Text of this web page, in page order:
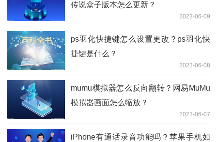
传说盒子版本怎么更新？
2023-06-09
ps羽化快捷键怎么设置更改？ps羽化快
捷键是什么？
2023-06-08
mumu模拟器怎么反向翻转？网易MuMu
模拟器画面怎么缩放？
2023-06-07
iPhone有通话录音功能吗？苹果手机如